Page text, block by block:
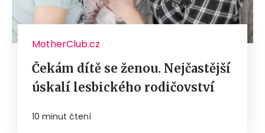
MotherClub.cz
Čekám dítě se ženou. Nejčastější
úskalí lesbického rodičovství
10 minut čtení